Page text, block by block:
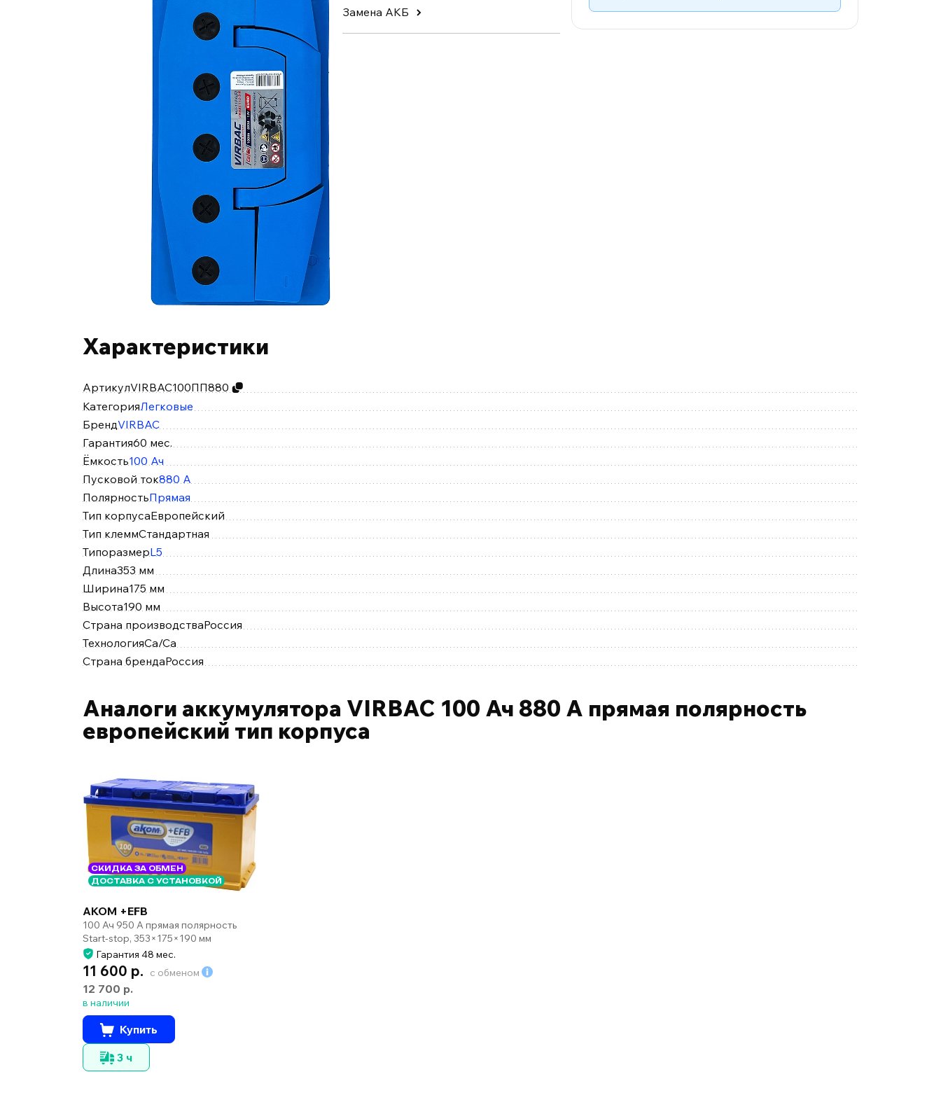
Замена АКБ
Характеристики
АртикулVIRBAC100ПП880
КатегорияЛегковые
БрендVIRBAC
Гарантия60 мес.
Ёмкость100 Ач
Пусковой ток880 А
ПолярностьПрямая
Тип корпусаЕвропейский
Тип клеммСтандартная
ТипоразмерL5
Длина353 мм
Ширина175 мм
Высота190 мм
Страна производстваРоссия
ТехнологияCa/Ca
Страна брендаРоссия
Аналоги аккумулятора VIRBAC 100 Ач 880 А прямая полярность
европейский тип корпуса
СКИДКА ЗА ОБМЕН
ДОСТАВКА С УСТАНОВКОЙ
AKOM +EFB
100 Ач 950 А прямая полярность
Start-stop, 353×175×190 мм
Гарантия 48 мес.
11 600 р. с обменом
12 700 р.
в наличии
Купить
3 ч